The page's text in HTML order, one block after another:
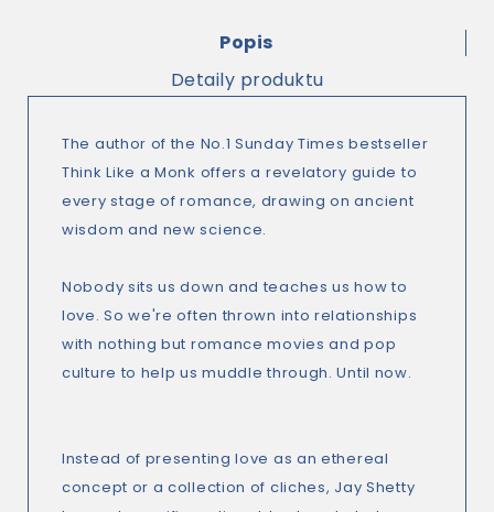
Popis
Detaily produktu
The author of the No.1 Sunday Times bestseller
Think Like a Monk offers a revelatory guide to
every stage of romance, drawing on ancient
wisdom and new science.
Nobody sits us down and teaches us how to
love. So we're often thrown into relationships
with nothing but romance movies and pop
culture to help us muddle through. Until now.
Instead of presenting love as an ethereal
concept or a collection of cliches, Jay Shetty